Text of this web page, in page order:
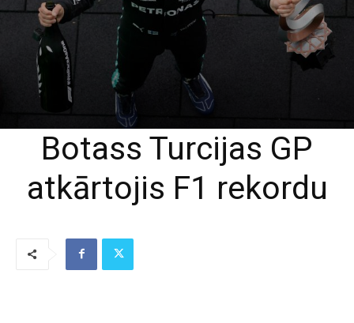
Botass Turcijas GP
atkārtojis F1 rekordu